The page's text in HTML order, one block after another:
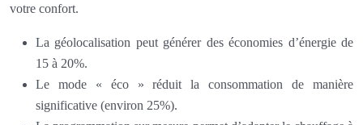
votre confort.
La géolocalisation peut générer des économies d’énergie de
15 à 20%.
Le mode « éco » réduit la consommation de manière
significative (environ 25%).